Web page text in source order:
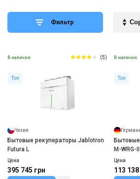
Фильтр
В наличии (5)
Топ
Чехия
Бытовые рекуператоры Jablotron
Futura L
Цена
395 745 грн
В наличии
Топ
M-WRG-
Цена
113 138